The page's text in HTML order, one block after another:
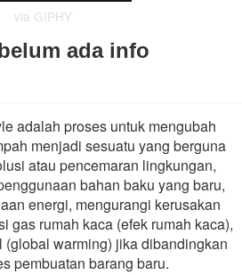
via GIPHY
ada info
adalah proses untuk mengubah
menjadi sesuatu yang berguna
atau pencemaran lingkungan,
bahan baku yang baru,
energi, mengurangi kerusakan
gas rumah kaca (efek rumah kaca),
warming) jika dibandingkan
pembuatan barang baru.